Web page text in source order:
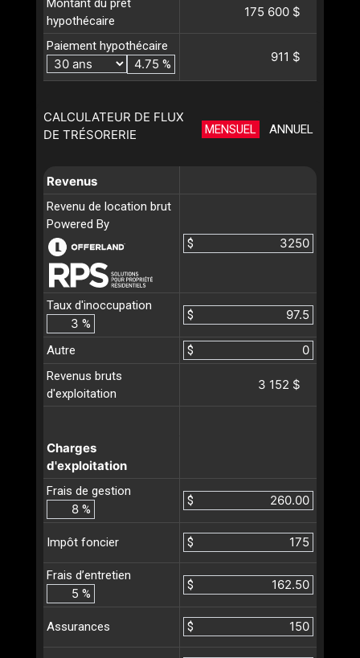
Montant du prêt
hypothécaire
175 600 $
Paiement hypothécaire
%
911 $
CALCULATEUR DE FLUX
DE TRÉSORERIE
MENSUEL ANNUEL
Revenus
Revenu de location brut
Powered By
$
Taux d'inoccupation
%
$
Autre
$
Revenus bruts
d'exploitation
3 152 $
Charges
d'exploitation
Frais de gestion
%
$
Impôt foncier $
Frais d’entretien
%
$
Assurances $